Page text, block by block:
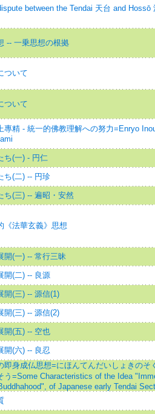
between the Tendai 天台 and Hossō
-- 一乗思想の根拠
ついて
ついて
專精 - 統一的佛教理解への努力=Enryo
ち(一) - 円仁
ち(二) -- 円珍
ち(三) -- 遍昭・安然
《法華玄義》思想
開(一) -- 常行三昧
開(二) -- 良源
開(三) -- 源信(1)
開(三) -- 源信(2)
開(五) -- 空也
開(六) -- 良忍
即身成仏思想=にほんてんだいしょきのそ
う=Some Characteristics of the Idea
of Japanese early Tendai Sect